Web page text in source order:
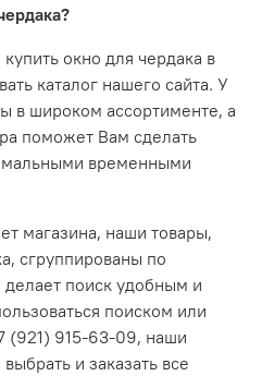
окно для чердака в
каталог нашего сайта. У
в широком ассортименте, а
поможет Вам сделать
временными
магазина, наши товары,
сгруппированы по
поиск удобным и
поиском или
(921) 915-63-09, наши
и заказать все